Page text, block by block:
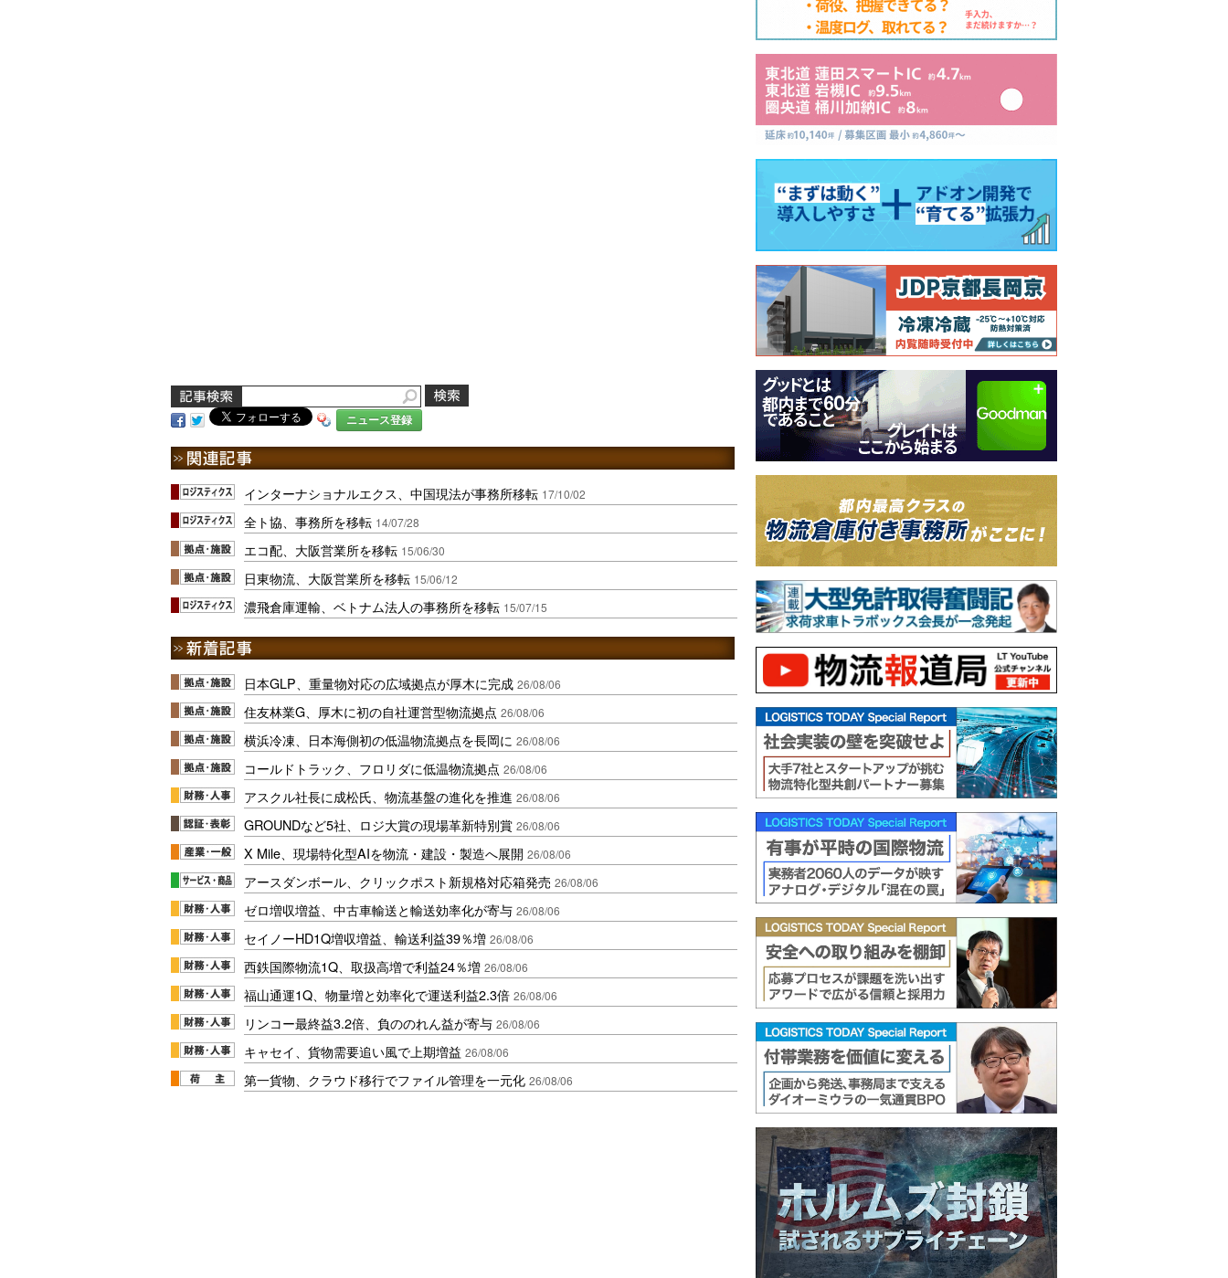
ニュース登録
インターナショナルエクス、中国現法が事務所移転 17/10/02
全ト協、事務所を移転 14/07/28
エコ配、大阪営業所を移転 15/06/30
日東物流、大阪営業所を移転 15/06/12
濃飛倉庫運輸、ベトナム法人の事務所を移転 15/07/15
日本GLP、重量物対応の広域拠点が厚木に完成 26/08/06
住友林業G、厚木に初の自社運営型物流拠点 26/08/06
横浜冷凍、日本海側初の低温物流拠点を長岡に 26/08/06
コールドトラック、フロリダに低温物流拠点 26/08/06
アスクル社長に成松氏、物流基盤の進化を推進 26/08/06
GROUNDなど5社、ロジ大賞の現場革新特別賞 26/08/06
X Mile、現場特化型AIを物流・建設・製造へ展開 26/08/06
アースダンボール、クリックポスト新規格対応箱発売 26/08/06
ゼロ増収増益、中古車輸送と輸送効率化が寄与 26/08/06
セイノーHD1Q増収増益、輸送利益39％増 26/08/06
西鉄国際物流1Q、取扱高増で利益24％増 26/08/06
福山通運1Q、物量増と効率化で運送利益2.3倍 26/08/06
リンコー最終益3.2倍、負ののれん益が寄与 26/08/06
キャセイ、貨物需要追い風で上期増益 26/08/06
第一貨物、クラウド移行でファイル管理を一元化 26/08/06